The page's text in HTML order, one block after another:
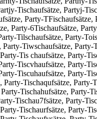
Tischaufsätze, Partyj-
Party-
Party-6Tischaufsätze,
Tilschaufsätze, Party-
Tiwschaufsätze,
Tis chaufsätze, Party-
Tiscvhaufsätze, Party-
Tiscuhaufsätze, Party-
Tischaqufsätze,
Tischahufsätze, Party-
Tischau7fsätze, Party-
Tischaurfsätze, Party-